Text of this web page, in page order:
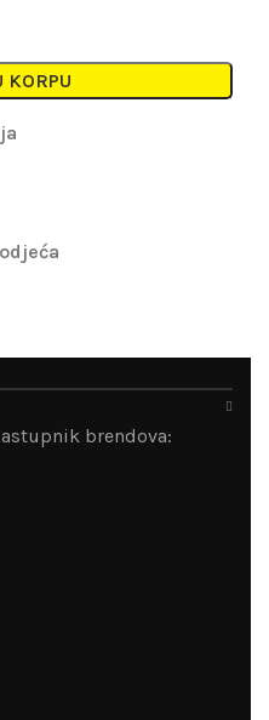
KORPU
brendova: